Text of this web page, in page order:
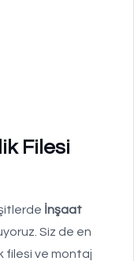
Filesi
İnşaat
Siz de en
filesi ve montaj